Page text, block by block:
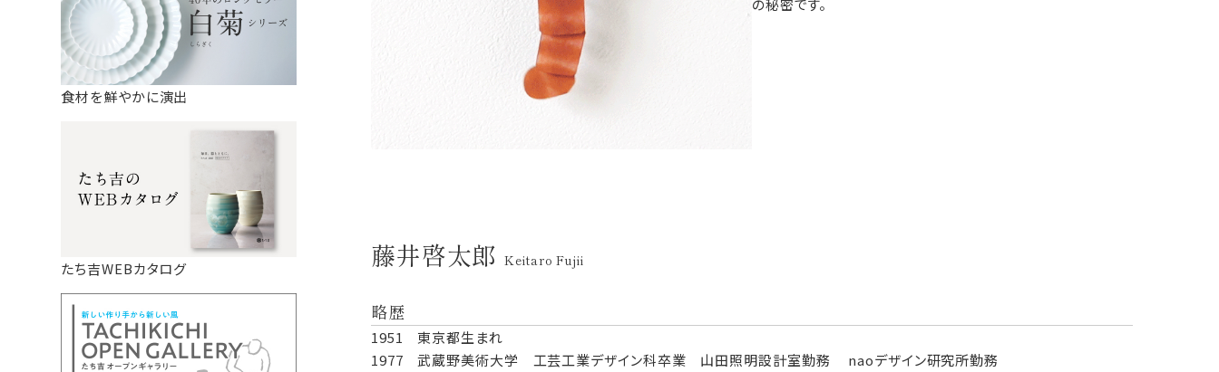
食材を鮮やかに演出
たち吉WEBカタログ
の秘密です。
藤井啓太郎Keitaro Fujii
略歴
1951 東京都生まれ
1977 武蔵野美術大学 工芸工業デザイン科卒業 山田照明設計室勤務 naoデザイン研究所勤務